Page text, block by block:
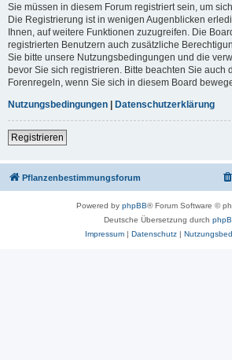
Sie müssen in diesem Forum registriert sein, um
Die Registrierung ist in wenigen Augenblicken
Ihnen, auf weitere Funktionen zuzugreifen. Die
registrierten Benutzern auch zusätzliche
Sie bitte unsere Nutzungsbedingungen und die
bevor Sie sich registrieren. Bitte beachten Sie auch
Forenregeln, wenn Sie sich in diesem Board
Nutzungsbedingungen | Datenschutzerklärung
Registrieren
Pflanzenbestimmungsforum
Powered by phpBB® Forum Software ©
Deutsche Übersetzung durch
Impressum | Datenschutz |